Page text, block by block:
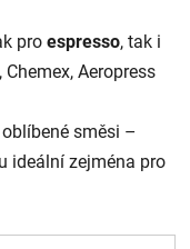
pro espresso, tak i
Chemex, Aeropress
oblíbené směsi –
ideální zejména pro